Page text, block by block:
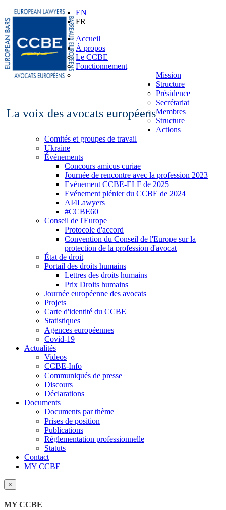
La voix des avocats européens
EN
FR
Accueil
À propos
Le CCBE
Fonctionnement
Mission
Structure
Présidence
Secrétariat
Membres
Structure
Actions
Comités et groupes de travail
Ukraine
Événements
Concours amicus curiae
Journée de rencontre avec la profession 2023
Evénement CCBE-ELF de 2025
Evénement plénier du CCBE de 2024
AI4Lawyers
#CCBE60
Conseil de l'Europe
Protocole d'accord
Convention du Conseil de l'Europe sur la
protection de la profession d'avocat
État de droit
Portail des droits humains
Lettres des droits humains
Prix Droits humains
Journée européenne des avocats
Projets
Carte d'identité du CCBE
Statistiques
Agences européennes
Covid-19
Actualités
Videos
CCBE-Info
Communiqués de presse
Discours
Déclarations
Documents
Documents par thème
Prises de position
Publications
Réglementation professionnelle
Statuts
Contact
MY CCBE
×
MY CCBE